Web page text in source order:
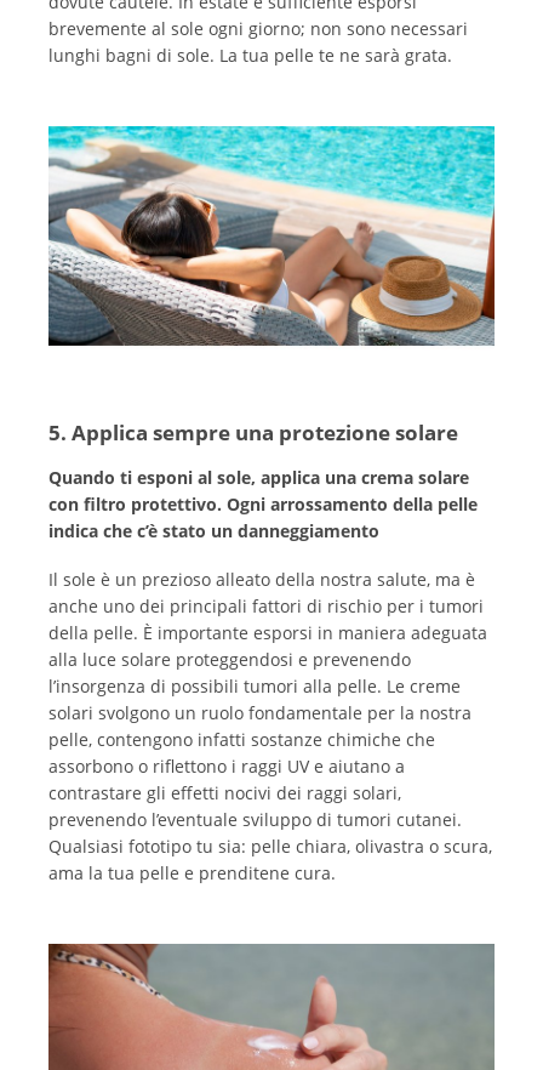
brevemente al sole ogni giorno; non sono necessari
lunghi bagni di sole. La tua pelle te ne sarà grata.
5. Applica sempre una protezione solare
Quando ti esponi al sole, applica una crema solare
con filtro protettivo. Ogni arrossamento della pelle
indica che c’è stato un danneggiamento
Il sole è un prezioso alleato della nostra salute, ma è
anche uno dei principali fattori di rischio per i tumori
della pelle. È importante esporsi in maniera adeguata
alla luce solare proteggendosi e prevenendo
l’insorgenza di possibili tumori alla pelle. Le creme
solari svolgono un ruolo fondamentale per la nostra
pelle, contengono infatti sostanze chimiche che
assorbono o riflettono i raggi UV e aiutano a
contrastare gli effetti nocivi dei raggi solari,
prevenendo l’eventuale sviluppo di tumori cutanei.
Qualsiasi fototipo tu sia: pelle chiara, olivastra o scura,
ama la tua pelle e prenditene cura.